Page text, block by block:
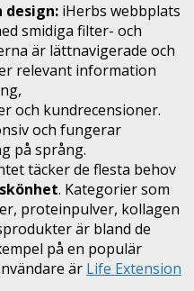
design: iHerbs webbplats
smidiga filter- och
är lättnavigerade och
relevant information
och kundrecensioner.
och fungerar
på språng.
täcker de flesta behov
. Kategorier som
proteinpulver, kollagen
är bland de
på en populär
är Life Extension